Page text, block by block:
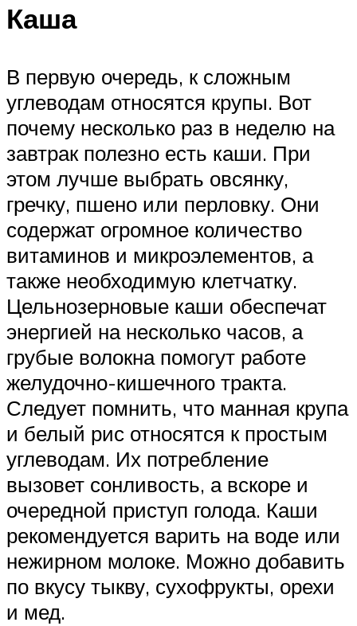
Каша
В первую очередь, к сложным
углеводам относятся крупы. Вот
почему несколько раз в неделю на
завтрак полезно есть каши. При
этом лучше выбрать овсянку,
гречку, пшено или перловку. Они
содержат огромное количество
витаминов и микроэлементов, а
также необходимую клетчатку.
Цельнозерновые каши обеспечат
энергией на несколько часов, а
грубые волокна помогут работе
желудочно-кишечного тракта.
Следует помнить, что манная крупа
и белый рис относятся к простым
углеводам. Их потребление
вызовет сонливость, а вскоре и
очередной приступ голода. Каши
рекомендуется варить на воде или
нежирном молоке. Можно добавить
по вкусу тыкву, сухофрукты, орехи
и мед.